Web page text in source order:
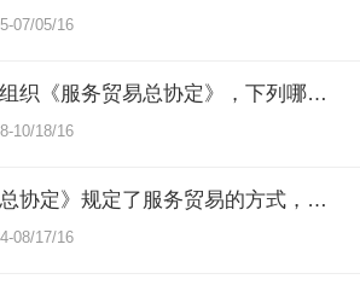
07/05/16
[多选] 依世界贸易组织《服务贸易总协定》，下列哪些选项是正确的？（）
10/18/16
[多选] 《服务贸易总协定》规定了服务贸易的方式，下列哪些选项属于协定规定的服务贸易？（）
08/17/16